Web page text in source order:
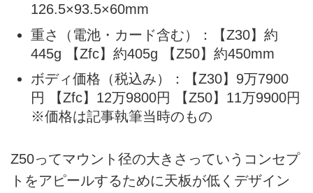
126.5×93.5×60mm
重さ（電池・カード含む）：【Z30】約
445g 【Zfc】約405g 【Z50】約450mm
ボディ価格（税込み）：【Z30】9万7900
円 【Zfc】12万9800円 【Z50】11万9900円
※価格は記事執筆当時のもの
Z50ってマウント径の大きさっていうコンセプ
トをアピールするために天板が低くデザイン